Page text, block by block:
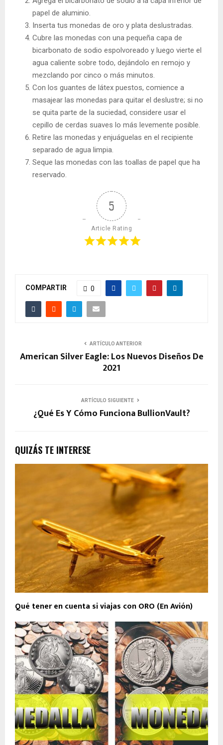
papel de aluminio.
Inserta tus monedas de oro y plata deslustradas.
Cubre las monedas con una pequeña capa de
bicarbonato de sodio espolvoreado y luego vierte el
agua caliente sobre todo, dejándolo en remojo y
mezclando por cinco o más minutos.
Con los guantes de látex puestos, comience a
masajear las monedas para quitar el deslustre; si no
se quita parte de la suciedad, considere usar el
cepillo de cerdas suaves lo más levemente posible.
Retire las monedas y enjuáguelas en el recipiente
separado de agua limpia.
Seque las monedas con las toallas de papel que ha
reservado.
5
Article Rating
COMPARTIR 0
ARTÍCULO ANTERIOR
American Silver Eagle: Los Nuevos Diseños De
2021
ARTÍCULO SIGUIENTE
¿Qué Es Y Cómo Funciona BullionVault?
QUIZÁS TE INTERESE
Qué tener en cuenta si viajas con ORO (En Avión)